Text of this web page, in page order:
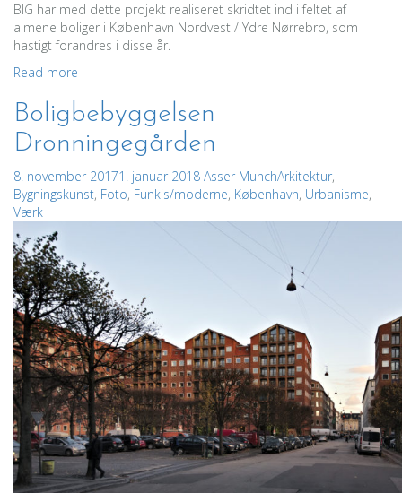
BIG har med dette projekt realiseret skridtet ind i feltet af
almene boliger i København Nordvest / Ydre Nørrebro, som
hastigt forandres i disse år.
Read more
Boligbebyggelsen
Dronningegården
8. november 20171. januar 2018 Asser MunchArkitektur,
Bygningskunst, Foto, Funkis/moderne, København, Urbanisme,
Værk